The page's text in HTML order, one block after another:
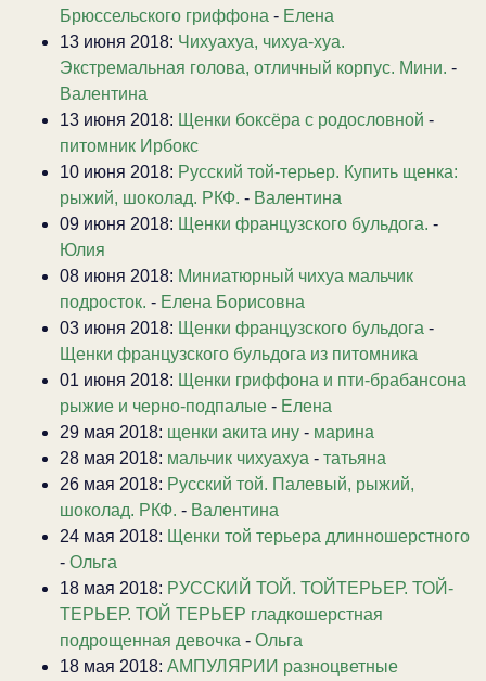
Брюссельского гриффона - Елена
13 июня 2018: Чихуахуа, чихуа-хуа.
Экстремальная голова, отличный корпус. Мини. -
Валентина
13 июня 2018: Щенки боксёра с родословной -
питомник Ирбокс
10 июня 2018: Русский той-терьер. Купить щенка:
рыжий, шоколад. РКФ. - Валентина
09 июня 2018: Щенки французского бульдога. -
Юлия
08 июня 2018: Миниатюрный чихуа мальчик
подросток. - Елена Борисовна
03 июня 2018: Щенки французского бульдога -
Щенки французского бульдога из питомника
01 июня 2018: Щенки гриффона и пти-брабансона
рыжие и черно-подпалые - Елена
29 мая 2018: щенки акита ину - марина
28 мая 2018: мальчик чихуахуа - татьяна
26 мая 2018: Русский той. Палевый, рыжий,
шоколад. РКФ. - Валентина
24 мая 2018: Щенки той терьера длинношерстного
- Ольга
18 мая 2018: РУССКИЙ ТОЙ. ТОЙТЕРЬЕР. ТОЙ-
ТЕРЬЕР. ТОЙ ТЕРЬЕР гладкошерстная
подрощенная девочка - Ольга
18 мая 2018: АМПУЛЯРИИ разноцветные